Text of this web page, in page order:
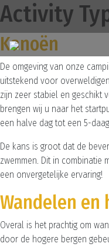
Activity
Kanoën
De omgeving van onze
uitstekend voor
zijn zeer stabiel en geschikt
brengen wij u naar het
een halve dag tot een 5-
De kans is groot dat de
zwemmen. Dit in combinatie
een onvergetelijke ervaring!
Wandelen en
Overal is het prachtig om
door de hogere bergen